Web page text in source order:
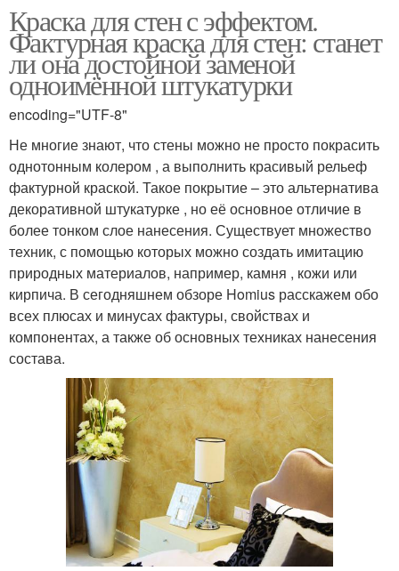
Краска для стен с эффектом.
Фактурная краска для стен: станет
ли она достойной заменой
одноимённой штукатурки
encoding="UTF-8"
Не многие знают, что стены можно не просто покрасить
однотонным колером , а выполнить красивый рельеф
фактурной краской. Такое покрытие – это альтернатива
декоративной штукатурке , но её основное отличие в
более тонком слое нанесения. Существует множество
техник, с помощью которых можно создать имитацию
природных материалов, например, камня , кожи или
кирпича. В сегодняшнем обзоре Homius расскажем обо
всех плюсах и минусах фактуры, свойствах и
компонентах, а также об основных техниках нанесения
состава.